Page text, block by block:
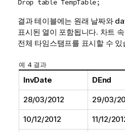
Drop table TempTable;
결과 테이블에는 원래 날짜와
표시된 열이 포함됩니다. 차트
전체 타임스탬프를 표시할 수 있
예 4 결과
InvDate DEnd
28/03/2012 29/03/
10/12/2012 11/12/